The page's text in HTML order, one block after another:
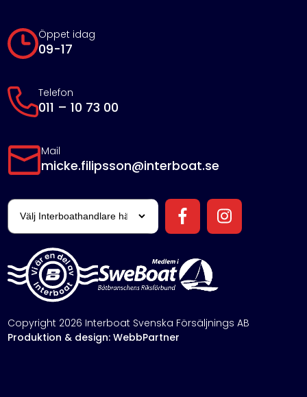
Öppet idag
09-17
Telefon
011 – 10 73 00
Mail
micke.filipsson@interboat.se
Copyright 2026 Interboat Svenska Försäljnings AB
Produktion & design: WebbPartner